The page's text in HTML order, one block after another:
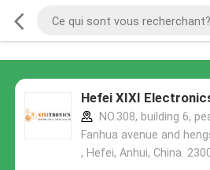
Hefei XIXI
NO.308, building 6,
Fanhua avenue and
, Hefei, Anhui, China.